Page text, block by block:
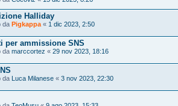
Halliday
da Pigkappa « 1 dic 2023, 2:50
per ammissione SNS
da marccortez « 29 nov 2023, 18:16
da Luca Milanese « 3 nov 2023, 22:30